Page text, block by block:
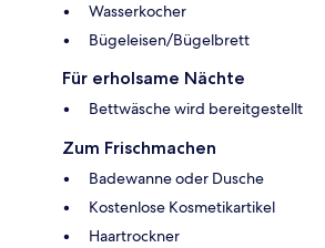
Wasserkocher
Bügeleisen/Bügelbrett
Für erholsame Nächte
Bettwäsche wird bereitgestellt
Zum Frischmachen
Badewanne oder Dusche
Kostenlose Kosmetikartikel
Haartrockner